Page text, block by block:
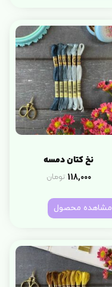
نخ کتان دمسه
118,000 تومان
مشاهده محصول